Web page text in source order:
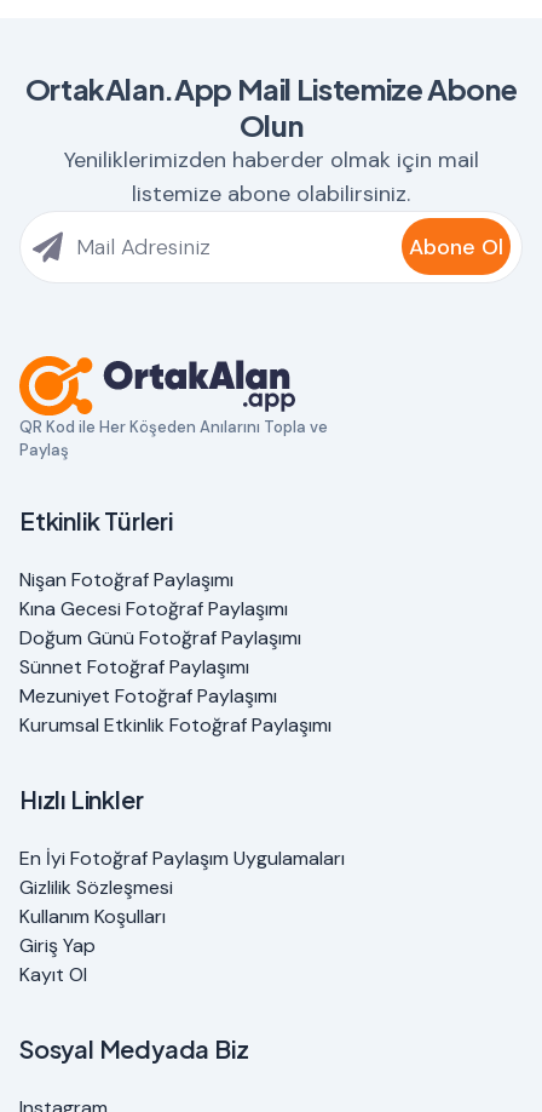
OrtakAlan.App Mail Listemize Abone
Olun
Yeniliklerimizden haberder olmak için mail
listemize abone olabilirsiniz.
Abone Ol
QR Kod ile Her Köşeden Anılarını Topla ve
Paylaş
Etkinlik Türleri
Nişan Fotoğraf Paylaşımı
Kına Gecesi Fotoğraf Paylaşımı
Doğum Günü Fotoğraf Paylaşımı
Sünnet Fotoğraf Paylaşımı
Mezuniyet Fotoğraf Paylaşımı
Kurumsal Etkinlik Fotoğraf Paylaşımı
Hızlı Linkler
En İyi Fotoğraf Paylaşım Uygulamaları
Gizlilik Sözleşmesi
Kullanım Koşulları
Giriş Yap
Kayıt Ol
Sosyal Medyada Biz